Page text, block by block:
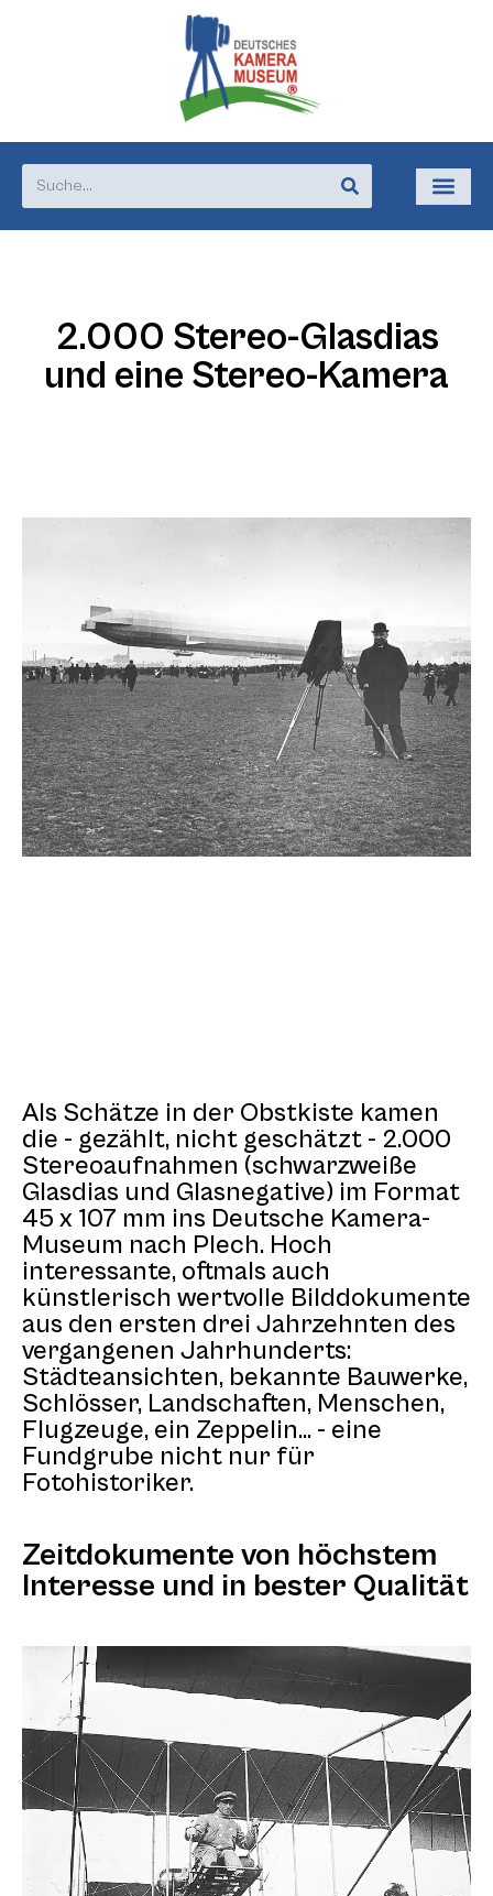
2.000 Stereo-Glasdias
und eine Stereo-Kamera
Als Schätze in der Obstkiste kamen
die - gezählt, nicht geschätzt - 2.000
Stereoaufnahmen (schwarzweiße
Glasdias und Glasnegative) im Format
45 x 107 mm ins Deutsche Kamera-
Museum nach Plech. Hoch
interessante, oftmals auch
künstlerisch wertvolle Bilddokumente
aus den ersten drei Jahrzehnten des
vergangenen Jahrhunderts:
Städteansichten, bekannte Bauwerke,
Schlösser, Landschaften, Menschen,
Flugzeuge, ein Zeppelin... - eine
Fundgrube nicht nur für
Fotohistoriker.
Zeitdokumente von höchstem
Interesse und in bester Qualität